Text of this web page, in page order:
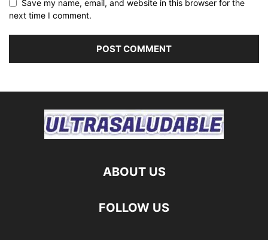
Save my name, email, and website in this browser for the
next time I comment.
ABOUT US
FOLLOW US